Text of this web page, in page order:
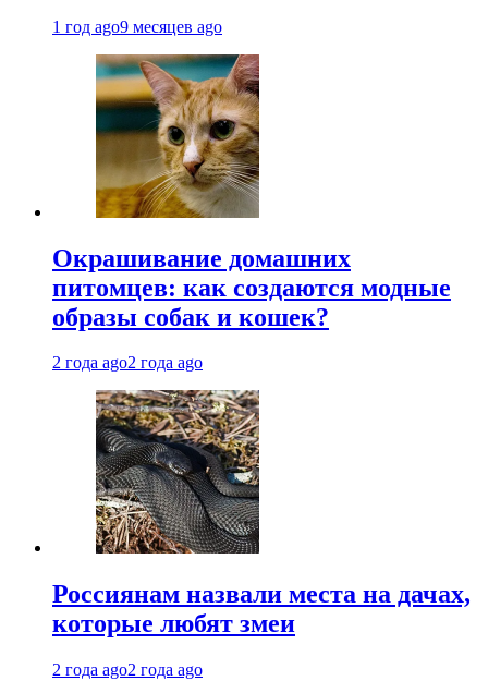
1 год ago9 месяцев ago
Окрашивание домашних
питомцев: как создаются модные
образы собак и кошек?
2 года ago2 года ago
Россиянам назвали места на дачах,
которые любят змеи
2 года ago2 года ago